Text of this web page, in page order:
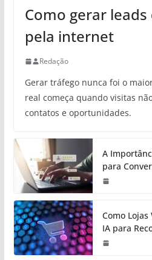
Como gerar
pela internet
Redação
Gerar tráfego nunca foi o
real começa quando visitas
contatos e oportunidades.
A
para
Como
IA para